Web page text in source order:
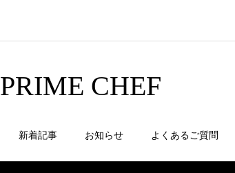
PRIME CHEF
新着記事 お知らせ よくあるご質問